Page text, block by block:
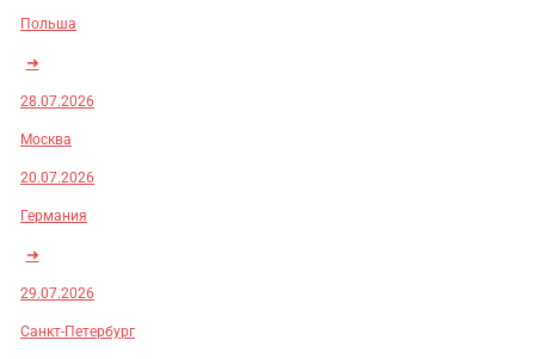
Польша
➜
28.07.2026
Москва
20.07.2026
Германия
➜
29.07.2026
Санкт-Петербург